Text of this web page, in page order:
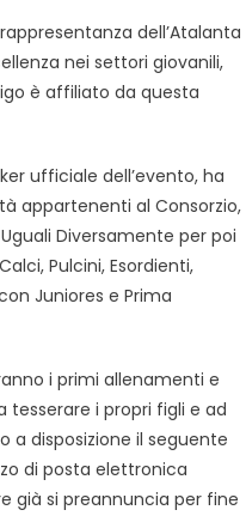
dell’Atalanta
nei settori giovanili,
è affiliato da questa
ufficiale dell’evento, ha
appartenenti al Consorzio,
Diversamente per poi
Pulcini, Esordienti,
Juniores e Prima
i primi allenamenti e
tesserare i propri figli e ad
a disposizione il seguente
di posta elettronica
già si preannuncia per fine